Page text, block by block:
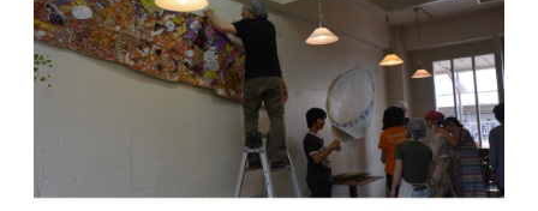
アクセス 採用情報
お問い合わせ